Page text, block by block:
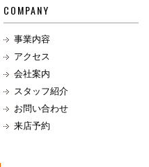
COMPANY
事業内容
アクセス
会社案内
スタッフ紹介
お問い合わせ
来店予約